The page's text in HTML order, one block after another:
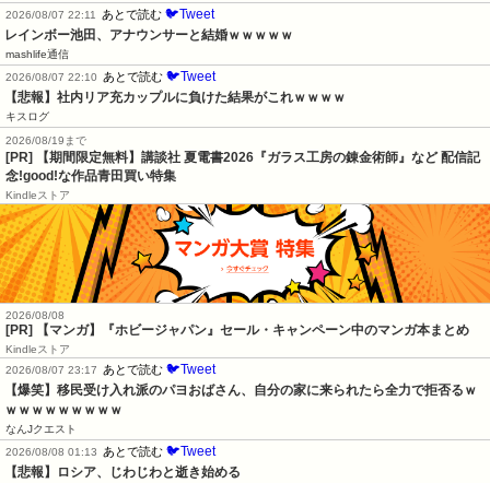
2026/08/07 22:11
あとで読む 🐦Tweet
レインボー池田、アナウンサーと結婚ｗｗｗｗｗ
mashlife通信
2026/08/07 22:10
あとで読む 🐦Tweet
【悲報】社内リア充カップルに負けた結果がこれｗｗｗｗ
キスログ
2026/08/19まで
[PR] 【期間限定無料】講談社 夏電書2026『ガラス工房の錬金術師』など 配信記
念!good!な作品青田買い特集
Kindleストア
2026/08/08
[PR] 【マンガ】『ホビージャパン』セール・キャンペーン中のマンガ本まとめ
Kindleストア
2026/08/07 23:17
あとで読む 🐦Tweet
【爆笑】移民受け入れ派のパヨおばさん、自分の家に来られたら全力で拒否るｗ
ｗｗｗｗｗｗｗｗｗ
なんJクエスト
2026/08/08 01:13
あとで読む 🐦Tweet
【悲報】ロシア、じわじわと逝き始める